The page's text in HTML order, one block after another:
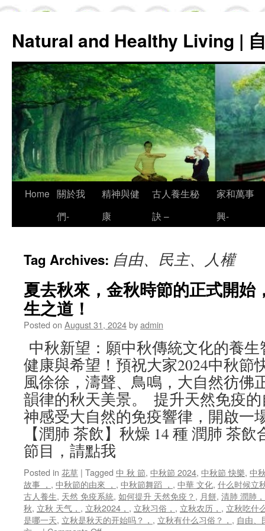
Natural and Healthy Living |
Skip
Home 關於我
們-
精神與健
康
古人養生秘
訣 –
家和萬事
興-
Tag Archives: 自由、民主、人權
夏去秋來，金秋時節的正式開始
生之道！
Posted on August 31, 2024byadmin
中秋新望：願中秋傳統文化的養
健康與希望！預祝大家2024中秋節
風徐徐，濤聲、鳥鳴，大自然彷佛
韻律的秋天美景。 提升天然免疫
神感受大自然的免疫響律，開啟一
【潤肺 茶飲】秋燥 14 種 潤肺 茶
節目，請點我
Posted in 花草 | Tagged 中 秋 節, 中秋節 2024, 中秋節 快樂, 中
故事 ， , 中秋節的由來 ， , 中秋節舞蹈 ， , 中華 文化, 什么时候立
古人養生, 天然 免疫系統, 如何提升 天然免疫？ , 月餅, 清肺 潤肺，
秋, 立秋 天气， , 立秋2024， , 立秋习俗， , 立秋农历， , 立秋吃什
是哪一天, 立秋是秋天的开始吗？， , 立秋有什么习俗？， , 自由、